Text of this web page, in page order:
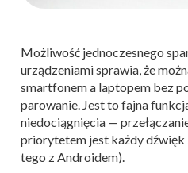
Możliwość jednoczesnego
urządzeniami sprawia, że
smartfonem a laptopem bez
parowanie. Jest to fajna
niedociągnięcia —
priorytetem jest każdy
tego z Androidem).